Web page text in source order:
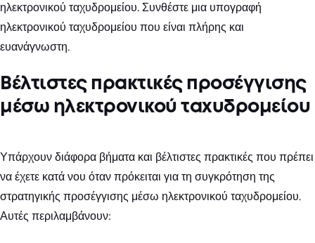
ηλεκτρονικού ταχυδρομείου. Συνθέστε μια υπογραφή
ηλεκτρονικού ταχυδρομείου που είναι πλήρης και
ευανάγνωστη.
Βέλτιστες πρακτικές προσέγγισης
μέσω ηλεκτρονικού ταχυδρομείου
Υπάρχουν διάφορα βήματα και βέλτιστες πρακτικές που πρέπει
να έχετε κατά νου όταν πρόκειται για τη συγκρότηση της
στρατηγικής προσέγγισης μέσω ηλεκτρονικού ταχυδρομείου.
Αυτές περιλαμβάνουν: